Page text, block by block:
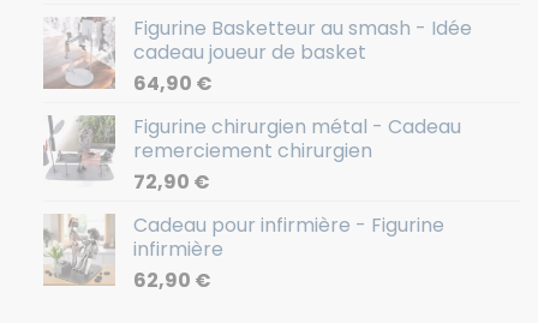
Figurine Basketteur au smash - Idée
cadeau joueur de basket
64,90 €
Figurine chirurgien métal - Cadeau
remerciement chirurgien
72,90 €
Cadeau pour infirmière - Figurine
infirmière
62,90 €